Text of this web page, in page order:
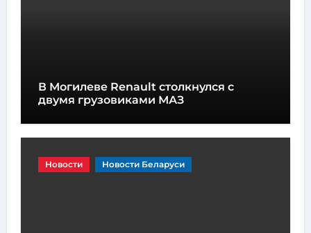
В Могилеве Renault столкнулся с
двумя грузовиками МАЗ
Новости Новости Беларуси